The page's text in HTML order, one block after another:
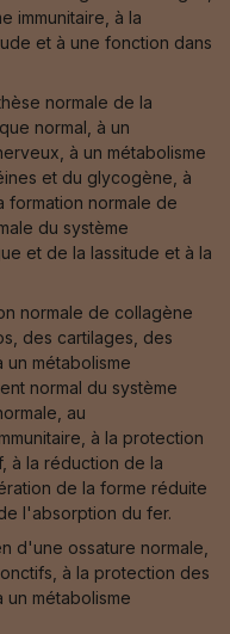
immunitaire, à la
et à une fonction dans
normale de la
normal, à un
à un métabolisme
et du glycogène, à
formation normale de
du système
et de la lassitude et à la
normale de collagène
des cartilages, des
métabolisme
normal du système
au
à la protection
à la réduction de la
de la forme réduite
l'absorption du fer.
d'une ossature normale,
à la protection des
métabolisme